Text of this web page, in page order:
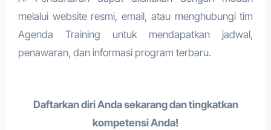
melalui website resmi, email, atau menghubungi tim
Agenda Training untuk mendapatkan jadwal,
penawaran, dan informasi program terbaru.
Daftarkan diri Anda sekarang dan tingkatkan
kompetensi Anda!